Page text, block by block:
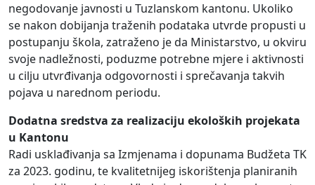
negodovanje javnosti u Tuzlanskom kantonu. Ukoliko
se nakon dobijanja traženih podataka utvrde propusti u
postupanju škola, zatraženo je da Ministarstvo, u okviru
svoje nadležnosti, poduzme potrebne mjere i aktivnosti
u cilju utvrđivanja odgovornosti i sprečavanja takvih
pojava u narednom periodu.
Dodatna sredstva za realizaciju ekoloških projekata
u Kantonu
Radi usklađivanja sa Izmjenama i dopunama Budžeta TK
za 2023. godinu, te kvalitetnijeg iskorištenja planiranih